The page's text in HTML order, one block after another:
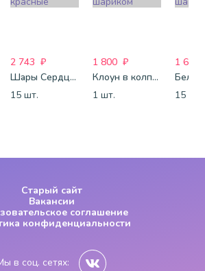
2 743 ₽
Шары Сердца красные
15 шт.
1 800 ₽
Клоун в колпаке с шариком
1 шт.
1 688
15 шт.
Старый сайт
Вакансии
соглашение
конфиденциальности
в соц. сетях: